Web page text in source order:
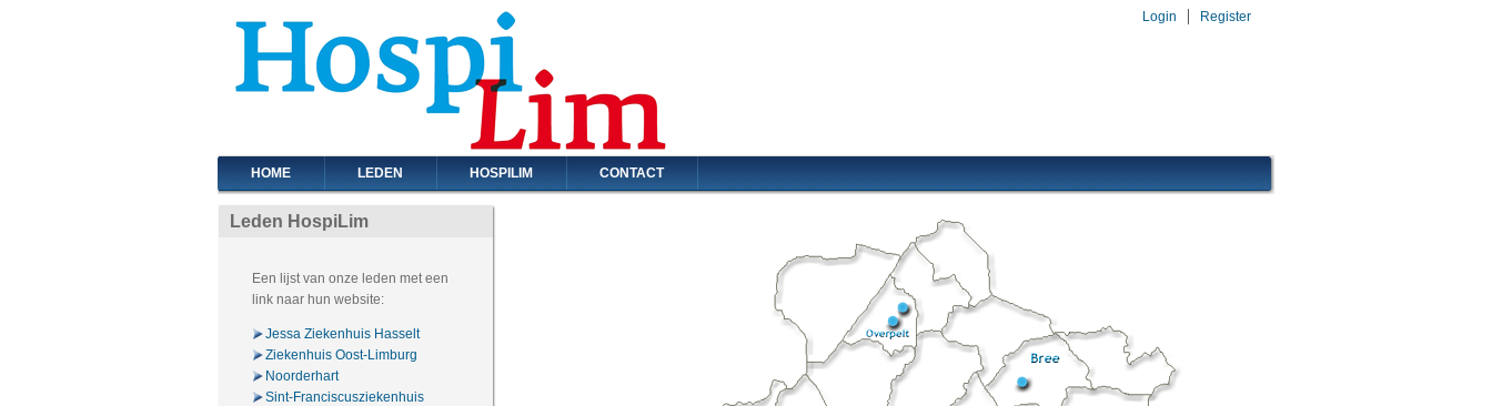
Login Register
HOME LEDEN HOSPILIM CONTACT
Leden HospiLim
Een lijst van onze leden met een
link naar hun website:
Jessa Ziekenhuis Hasselt
Ziekenhuis Oost-Limburg
Noorderhart
Sint-Franciscusziekenhuis